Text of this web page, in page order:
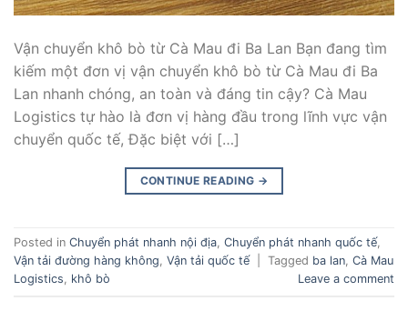
Vận chuyển khô bò từ Cà Mau đi Ba Lan Bạn đang tìm
kiếm một đơn vị vận chuyển khô bò từ Cà Mau đi Ba
Lan nhanh chóng, an toàn và đáng tin cậy? Cà Mau
Logistics tự hào là đơn vị hàng đầu trong lĩnh vực vận
chuyển quốc tế, Đặc biệt với […]
CONTINUE READING →
Posted in Chuyển phát nhanh nội địa, Chuyển phát nhanh quốc tế,
Vận tải đường hàng không, Vận tải quốc tế Tagged ba lan, Cà Mau
Logistics, khô bò Leave a comment